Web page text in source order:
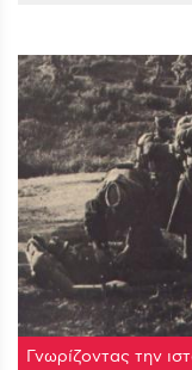
Γνωρίζοντας την